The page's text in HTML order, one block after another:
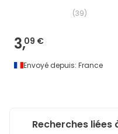
(39)
3,09 €
Envoyé depuis: France
Recherches liées